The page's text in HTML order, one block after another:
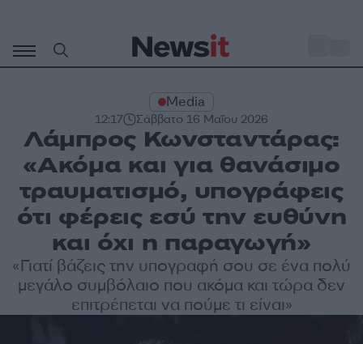
περιεχόμενο
Media
12:17 Σάββατο 16 Μαΐου 2026
Λάμπρος Κωνσταντάρας:
«Ακόμα και για θανάσιμο
τραυματισμό, υπογράφεις
ότι φέρεις εσύ την ευθύνη
και όχι η παραγωγή»
«Γιατί βάζεις την υπογραφή σου σε ένα πολύ
μεγάλο συμβόλαιο που ακόμα και τώρα δεν
επιτρέπεται να πούμε τι είναι»